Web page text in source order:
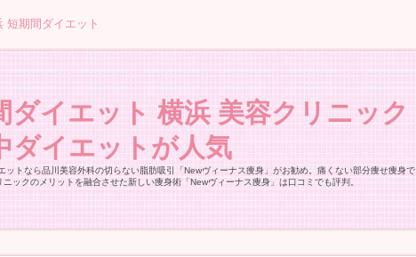
短期間ダイエット
ダイエット 横浜 美容クリニック
ダイエットが人気
ットなら品川美容外科の切らない脂肪吸引「Newヴィーナス痩身」がお勧め。痛くない部分痩せ痩身で
ックのメリットを融合させた新しい痩身術「Newヴィーナス痩身」は口コミでも評判。